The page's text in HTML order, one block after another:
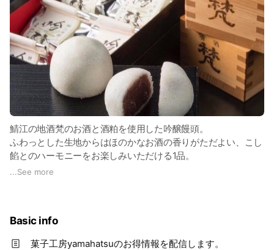
鯖江の地酒梵のお酒と酒粕を使用した吟醸饅頭。
ふわっとした生地からはほのかなお酒の香りがただよい、こし
餡とのハーモニーをお楽しみいただける1品。
...See more
Basic info
菓子工房yamahatsuのお得情報を配信します。